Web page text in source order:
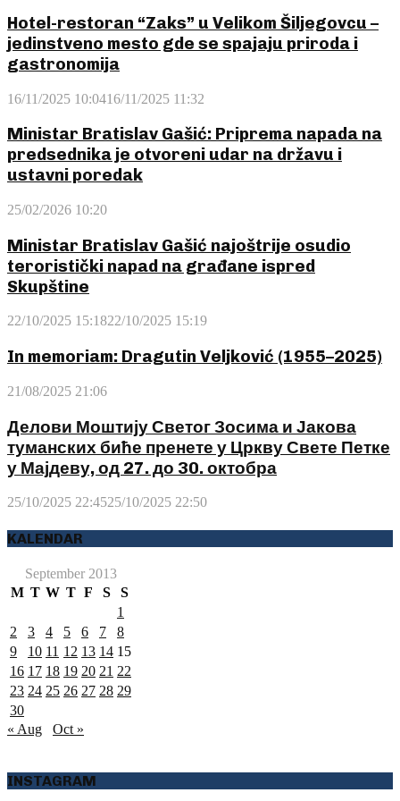
Hotel-restoran “Zaks” u Velikom Šiljegovcu –
jedinstveno mesto gde se spajaju priroda i
gastronomija
16/11/2025 10:0416/11/2025 11:32
Ministar Bratislav Gašić: Priprema napada na
predsednika je otvoreni udar na državu i
ustavni poredak
25/02/2026 10:20
Ministar Bratislav Gašić najoštrije osudio
teroristički napad na građane ispred
Skupštine
22/10/2025 15:1822/10/2025 15:19
In memoriam: Dragutin Veljković (1955–2025)
21/08/2025 21:06
Делови Моштију Светог Зосима и Јакова
туманских биће пренете у Цркву Свете Петке
у Мајдеву, од 27. до 30. октобра
25/10/2025 22:4525/10/2025 22:50
KALENDAR
September 2013
M T W T F S
S
1
2
3 4 5 6 7
8
9
10 11 12 13 14 15
16 17 18 19 20 21 22
23 24 25 26 27 28 29
30
« Aug
Oct »
INSTAGRAM